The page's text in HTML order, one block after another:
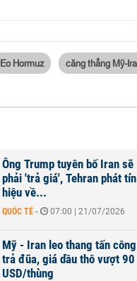
Eo Hormuz căng thẳng Mỹ-
Ông Trump tuyên bố Iran sẽ
phải 'trả giá', Tehran phát tín
hiệu về...
QUỐC TẾ - 07:00 | 21/07/2026
Mỹ - Iran leo thang tấn công
trả đũa, giá dầu thô vượt 90
USD/thùng